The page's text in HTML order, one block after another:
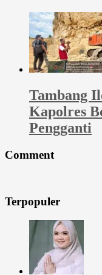
Tambang
Kapolres
Pengganti
Comment
Terpopuler